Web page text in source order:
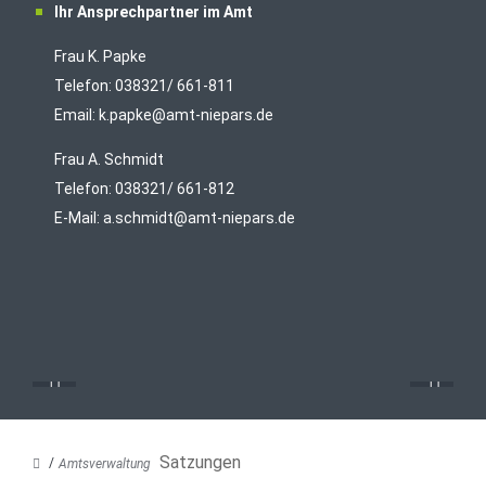
Ihr Ansprechpartner im Amt
Frau K. Papke
Telefon: 038321/ 661-811
Email: k.papke@amt-niepars.de
Frau A. Schmidt
Telefon: 038321/ 661-812
E-Mail: a.schmidt@amt-niepars.de
Amtsverwaltung Satzungen